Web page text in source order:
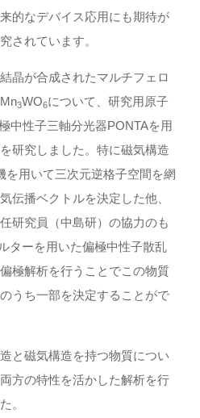
的なデバイス応用にも期待が
されています。
晶が合成されたマルチフェロ
3WO6について、研究用原子
中性子三軸分光器PONTAを用
研究しました。特に磁気構造
を用いて三次元逆格子空間を網
伝播ベクトルを決定した他、
研究員（中島研）の協力のも
ターを用いた偏極中性子散乱
極解析を行うことでこの物質
うち一部を決定することがで
と磁気構造を持つ物質につい
方の特性を活かした解析を行
。